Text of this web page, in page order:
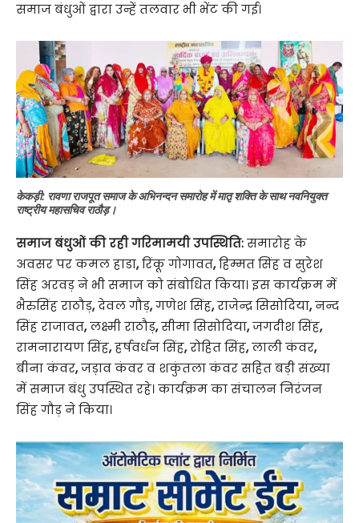
समाज बंधुओं द्वारा उन्हें तलवार भी भेंट की गई।
केकड़ी: रावणा राजपूत समाज के अभिनन्दन समारोह में मातृ शक्ति के साथ नवनियुक्त
राष्ट्रीय महासचिव राठौड़।
समाज बंधुओं की रही गरिमामयी उपस्थिति:समारोह के
अवसर पर कमल हाडा,रिंकू गोगावत,हिम्मत सिंह व सुरेश
सिंह अरवड़ ने भी समाज को संबोधित किया। इस कार्यक्रम में
भैरुसिंह राठौड़,देवल गौड़,गणेश सिंह,राजेन्द्र सिसोदिया,नन्द
सिंह राजावत,लक्ष्मी राठौड़,सीमा सिसोदिया,जगदीश सिंह,
रामनारायण सिंह,हर्षवर्धन सिंह,रोहित सिंह,लाली कंवर,
बीना कंवर,जड़ाव कंवर व शकुंतला कंवर सहित बड़ी संख्या
में समाज बंधु उपस्थित रहे। कार्यक्रम का संचालन निरंजन
सिंह गौड़ ने किया।